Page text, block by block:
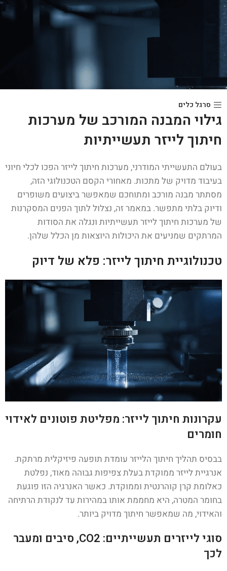
סרגל כלים
גילוי המבנה המורכב של מערכות
חיתוך לייזר תעשייתיות
בעולם התעשייתי המודרני, מערכות חיתוך לייזר הפכו לכלי חיוני
בעיבוד מדויק של מתכות. מאחורי הקסם הטכנולוגי הזה,
מסתתר מבנה מורכב ומתוחכם שמאפשר ביצועים משופרים
ודיוק בלתי מתפשר. במאמר זה, נצלול לתוך הפנים המסקרנות
של מערכות חיתוך לייזר תעשייתיות ונגלה את הסודות
המרתקים שמניעים את היכולות היוצאות מן הכלל שלהן.
טכנולוגיית חיתוך לייזר: פלא של דיוק
עקרונות חיתוך לייזר: מפליטת פוטונים לאידוי
חומרים
בבסיס תהליך חיתוך הלייזר עומדת תופעה פיזיקלית מרתקת.
אנרגיית לייזר ממוקדת בעלת צפיפות גבוהה מאוד, נפלטת
כאלומת קרן קוהרנטית וממוקדת. כאשר האנרגיה הזו פוגעת
בחומר המטרה, היא מחממת אותו במהירות עד לנקודת הרתיחה
והאידוי, מה שמאפשר חיתוך מדויק ביותר.
סוגי לייזרים תעשייתיים: CO2, סיבים ומעבר
לכך